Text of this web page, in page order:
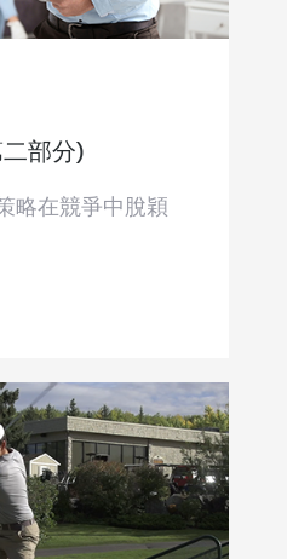
部分)
略在競爭中脫穎